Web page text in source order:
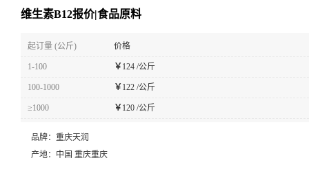
维生素B12报价|食品原料
起订量 (公斤) 价格
1-100 ￥124 /公斤
100-1000 ￥122 /公斤
≥1000 ￥120 /公斤
品牌： 重庆天润
产地： 中国 重庆重庆